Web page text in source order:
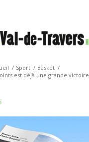
/ Sport / Basket /
est déjà une grande victoire